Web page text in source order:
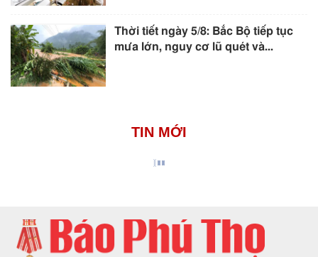
Thời tiết ngày 5/8: Bắc Bộ tiếp tục
mưa lớn, nguy cơ lũ quét và...
TIN MỚI